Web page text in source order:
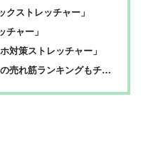
クストレッチャー」
チャー」
対策ストレッチャー」
筋ランキングもチェック！